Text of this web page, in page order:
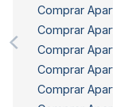
Comprar
Comprar
Comprar
Comprar
Comprar